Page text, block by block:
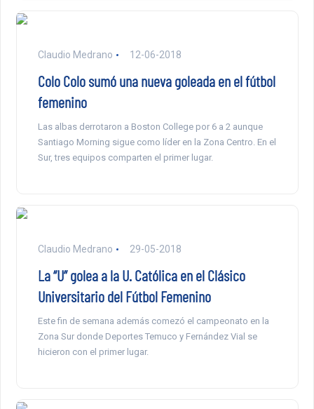
Claudio Medrano 12-06-2018
Colo Colo sumó una nueva goleada en el fútbol
femenino
Las albas derrotaron a Boston College por 6 a 2 aunque
Santiago Morning sigue como líder en la Zona Centro. En el
Sur, tres equipos comparten el primer lugar.
Claudio Medrano 29-05-2018
La “U” golea a la U. Católica en el Clásico
Universitario del Fútbol Femenino
Este fin de semana además comezó el campeonato en la
Zona Sur donde Deportes Temuco y Fernández Vial se
hicieron con el primer lugar.